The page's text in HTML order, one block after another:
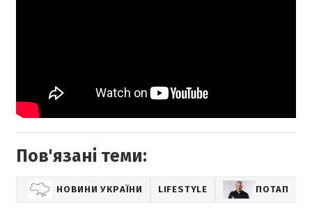
Пов'язані теми:
НОВИНИ УКРАЇНИ LIFESTYLE ПОТАП